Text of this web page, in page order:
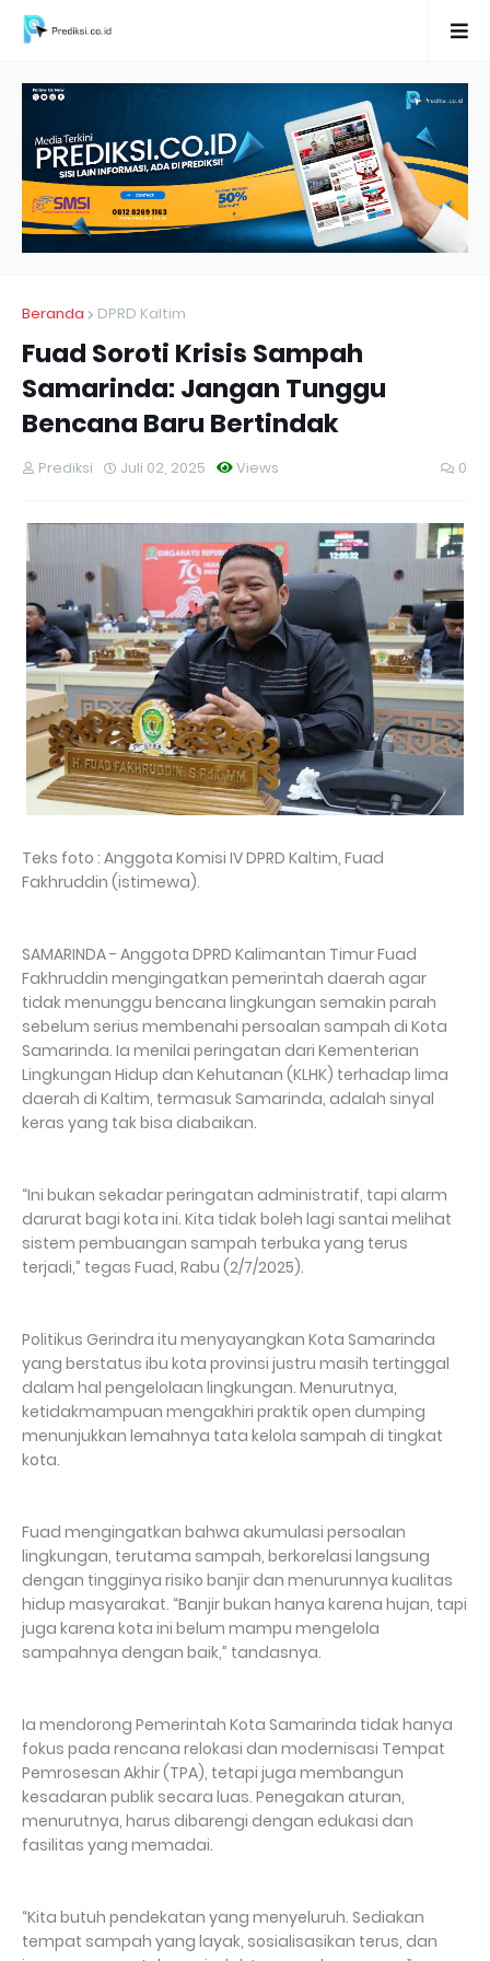
Beranda DPRD Kaltim
Fuad Soroti Krisis Sampah
Samarinda: Jangan Tunggu
Bencana Baru Bertindak
Prediksi Views
Juli 02, 2025 0
Teks foto : Anggota Komisi IV DPRD Kaltim, Fuad
Fakhruddin (istimewa).
SAMARINDA - Anggota DPRD Kalimantan Timur Fuad
Fakhruddin mengingatkan pemerintah daerah agar
tidak menunggu bencana lingkungan semakin parah
sebelum serius membenahi persoalan sampah di Kota
Samarinda. Ia menilai peringatan dari Kementerian
Lingkungan Hidup dan Kehutanan (KLHK) terhadap lima
daerah di Kaltim, termasuk Samarinda, adalah sinyal
keras yang tak bisa diabaikan.
“Ini bukan sekadar peringatan administratif, tapi alarm
darurat bagi kota ini. Kita tidak boleh lagi santai melihat
sistem pembuangan sampah terbuka yang terus
terjadi,” tegas Fuad, Rabu (2/7/2025).
Politikus Gerindra itu menyayangkan Kota Samarinda
yang berstatus ibu kota provinsi justru masih tertinggal
dalam hal pengelolaan lingkungan. Menurutnya,
ketidakmampuan mengakhiri praktik open dumping
menunjukkan lemahnya tata kelola sampah di tingkat
kota.
Fuad mengingatkan bahwa akumulasi persoalan
lingkungan, terutama sampah, berkorelasi langsung
dengan tingginya risiko banjir dan menurunnya kualitas
hidup masyarakat. “Banjir bukan hanya karena hujan, tapi
juga karena kota ini belum mampu mengelola
sampahnya dengan baik,” tandasnya.
Ia mendorong Pemerintah Kota Samarinda tidak hanya
fokus pada rencana relokasi dan modernisasi Tempat
Pemrosesan Akhir (TPA), tetapi juga membangun
kesadaran publik secara luas. Penegakan aturan,
menurutnya, harus dibarengi dengan edukasi dan
fasilitas yang memadai.
“Kita butuh pendekatan yang menyeluruh. Sediakan
tempat sampah yang layak, sosialisasikan terus, dan